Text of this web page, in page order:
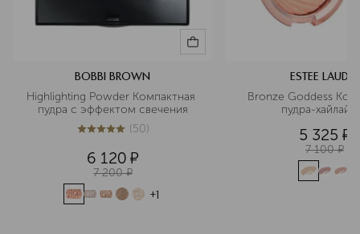
BOBBI BROWN
Highlighting Powder Компактная
пудра с эффектом свечения
4.9из550 (50)
6 120 ¤
7 200 ¤
+1
ESTEE LAUDER
Bronze Goddess
пудра-
5 325 ¤
7 100 ¤